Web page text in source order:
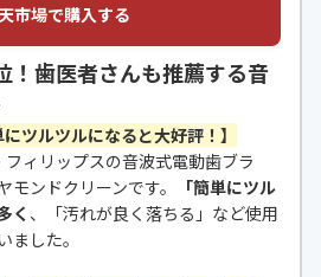
市場で購入する
！歯医者さんも推薦する音
ツルツルになると大好評！】
ィリップスの音波式電動歯ブラ
ンドクリーンです。
「簡単にツル
く 、「汚れが良く落ちる」など使用
ました。